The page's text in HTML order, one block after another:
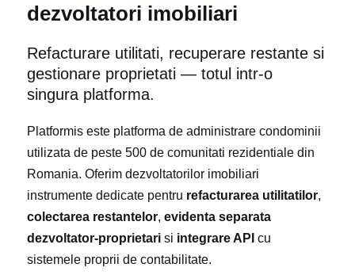
dezvoltatori imobiliari
Refacturare utilitati, recuperare restante si
gestionare proprietati — totul intr-o
singura platforma.
Platformis este platforma de administrare condominii
utilizata de peste 500 de comunitati rezidentiale din
Romania. Oferim dezvoltatorilor imobiliari
instrumente dedicate pentru refacturarea utilitatilor,
colectarea restantelor,evidenta separata
dezvoltator-proprietari si integrare API cu
sistemele proprii de contabilitate.